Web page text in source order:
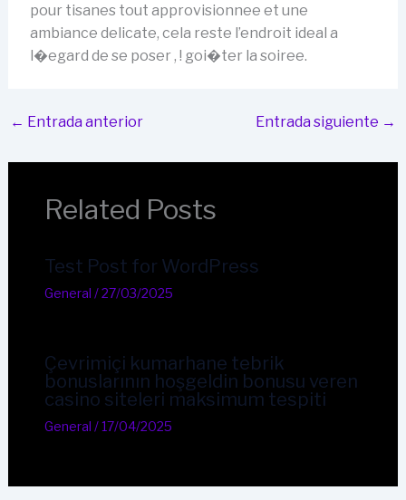
pour tisanes tout approvisionnee et une
ambiance delicate, cela reste l’endroit ideal a
l�egard de se poser , ! goi�ter la soiree.
← Entrada anterior Entrada siguiente →
Related Posts
Test Post for WordPress
General /27/03/2025
Çevrimiçi kumarhane tebrik
bonuslarının hoşgeldin bonusu veren
casino siteleri maksimum tespiti
General /17/04/2025